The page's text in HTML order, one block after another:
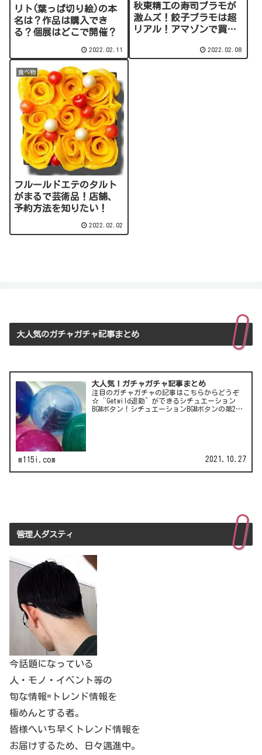
リト(葉っぱ切り絵)の本
名は？作品は購入でき
る？個展はどこで開催？
2022.02.11
秋東精工の寿司プラモが
激ムズ！餃子プラモは超
リアル！アマゾンで買え
2022.02.08
食べ物
フルールドエテのタルト
がまるで芸術品！店舗、
予約方法を知りたい！
2022.02.02
大人気のガチャガチャ記事まとめ
大人気！ガチャガチャ記事まとめ
注目のガチャガチャの記事はこちらからどうぞ
☆“Getwild退勤”ができるシチュエーション
BGMボタン！シチュエーションBGMボタンの第2
m115i.com 2021.10.27
管理人ダスティ
今話題になっている
人・モノ・イベント等の
旬な情報=トレンド情報を
極めんとする者。
皆様へいち早くトレンド情報を
お届けするため、日々邁進中。